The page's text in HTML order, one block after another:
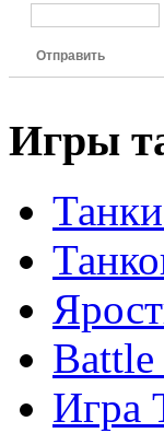
Отправить
Игры
Игра